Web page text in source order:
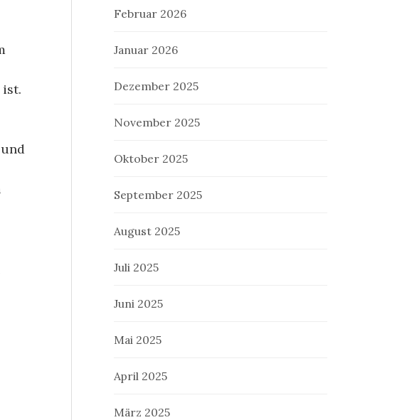
ist.
Februar 2026
Januar 2026
Dezember 2025
November 2025
Oktober 2025
September 2025
August 2025
Juli 2025
Juni 2025
Mai 2025
April 2025
März 2025